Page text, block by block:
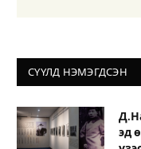
СҮҮЛД НЭМЭГДСЭН
эд